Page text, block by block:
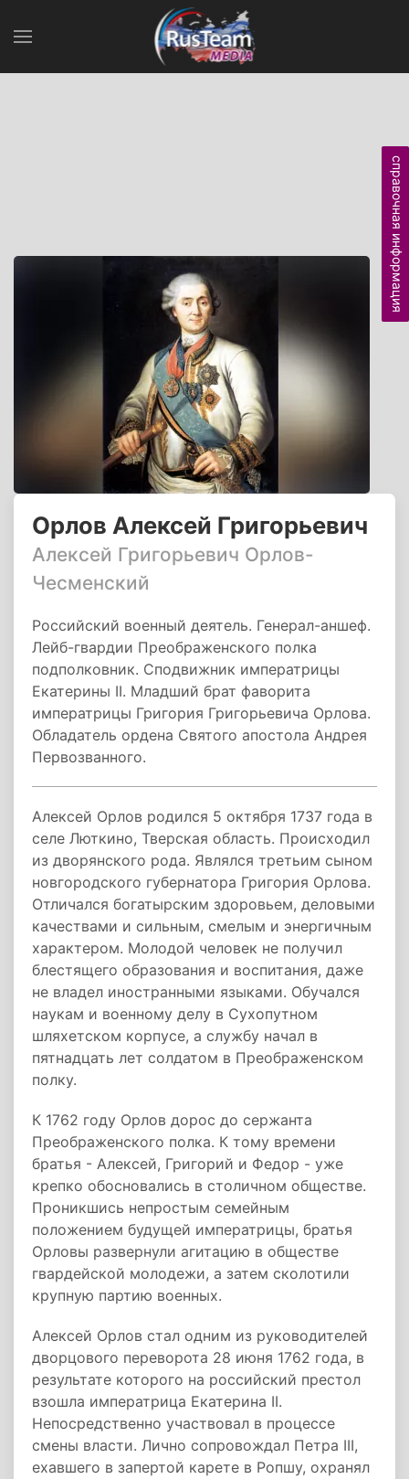
Орлов Алексей Григорьевич
Алексей Григорьевич Орлов-
Чесменский
Российский военный деятель. Генерал-аншеф.
Лейб-гвардии Преображенского полка
подполковник. Сподвижник императрицы
Екатерины II. Младший брат фаворита
императрицы Григория Григорьевича Орлова.
Обладатель ордена Святого апостола Андрея
Первозванного.
Алексей Орлов родился 5 октября 1737 года в
селе Люткино, Тверская область. Происходил
из дворянского рода. Являлся третьим сыном
новгородского губернатора Григория Орлова.
Отличался богатырским здоровьем, деловыми
качествами и сильным, смелым и энергичным
характером. Молодой человек не получил
блестящего образования и воспитания, даже
не владел иностранными языками. Обучался
наукам и военному делу в Сухопутном
шляхетском корпусе, а службу начал в
пятнадцать лет солдатом в Преображенском
полку.
К 1762 году Орлов дорос до сержанта
Преображенского полка. К тому времени
братья - Алексей, Григорий и Федор - уже
крепко обосновались в столичном обществе.
Проникшись непростым семейным
положением будущей императрицы, братья
Орловы развернули агитацию в обществе
гвардейской молодежи, а затем сколотили
крупную партию военных.
Алексей Орлов стал одним из руководителей
дворцового переворота 28 июня 1762 года, в
результате которого на российский престол
взошла императрица Екатерина II.
Непосредственно участвовал в процессе
смены власти. Лично сопровождал Петра III,
ехавшего в запертой карете в Ропшу, охранял
справочная информация